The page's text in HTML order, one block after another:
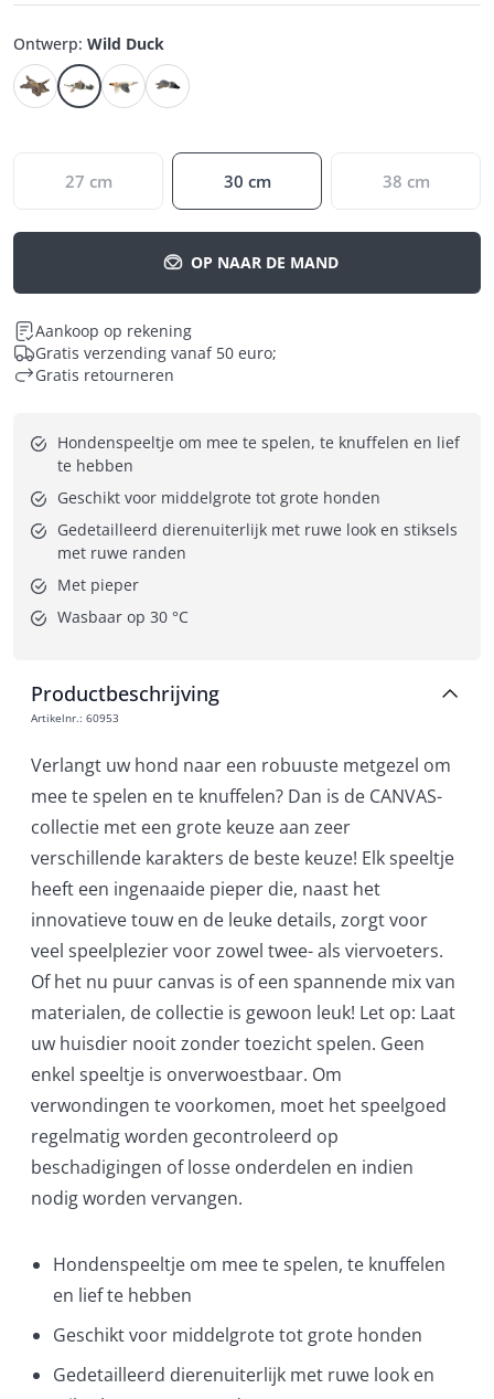
Ontwerp: Wild Duck
27 cm 30 cm 38 cm
OP NAAR DE MAND
Aankoop op rekening
Gratis verzending vanaf 50 euro;
Gratis retourneren
Hondenspeeltje om mee te spelen, te knuffelen en lief
te hebben
Geschikt voor middelgrote tot grote honden
Gedetailleerd dierenuiterlijk met ruwe look en stiksels
met ruwe randen
Met pieper
Wasbaar op 30 °C
Productbeschrijving
Artikelnr.: 60953
Verlangt uw hond naar een robuuste metgezel om
mee te spelen en te knuffelen? Dan is de CANVAS-
collectie met een grote keuze aan zeer
verschillende karakters de beste keuze! Elk speeltje
heeft een ingenaaide pieper die, naast het
innovatieve touw en de leuke details, zorgt voor
veel speelplezier voor zowel twee- als viervoeters.
Of het nu puur canvas is of een spannende mix van
materialen, de collectie is gewoon leuk! Let op: Laat
uw huisdier nooit zonder toezicht spelen. Geen
enkel speeltje is onverwoestbaar. Om
verwondingen te voorkomen, moet het speelgoed
regelmatig worden gecontroleerd op
beschadigingen of losse onderdelen en indien
nodig worden vervangen.
Hondenspeeltje om mee te spelen, te knuffelen
en lief te hebben
Geschikt voor middelgrote tot grote honden
Gedetailleerd dierenuiterlijk met ruwe look en